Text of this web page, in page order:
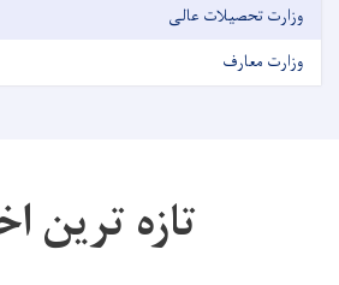
وزارت تحصیلات عالی
وزارت معارف
تازه ترین